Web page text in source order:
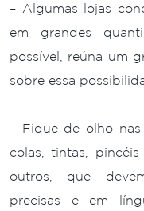
– Algumas lojas
em grandes
possível, reúna um
sobre essa
– Fique de olho
colas, tintas,
outros, que
precisas e em